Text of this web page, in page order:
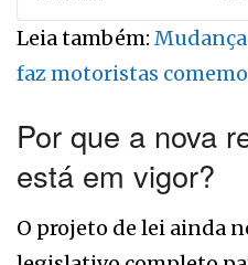
Leia também:
faz motoristas
Por que a nova
está em vigor?
O projeto de lei ainda